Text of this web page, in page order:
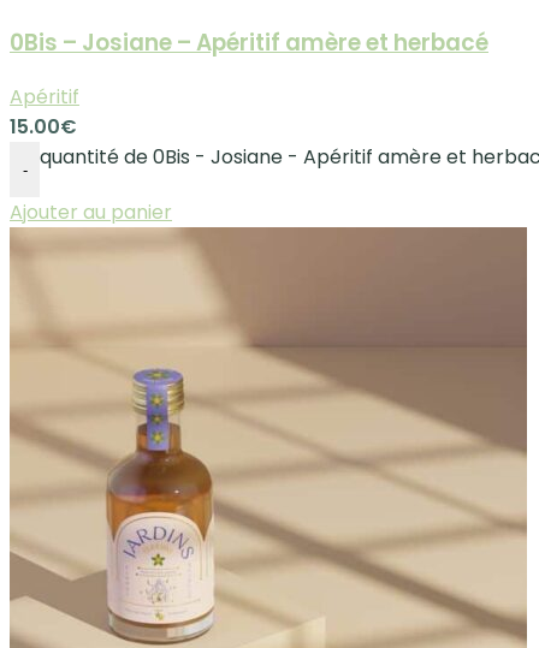
0Bis – Josiane – Apéritif amère et herbacé
Apéritif
15.00€
-
quantité de 0Bis - Josiane - Apéritif amère et
Ajouter au panier